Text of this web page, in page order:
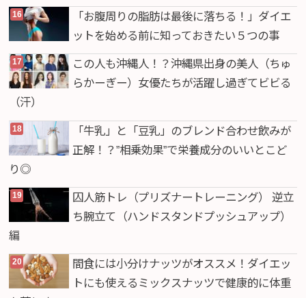
「お腹周りの脂肪は最後に落ちる！」ダイエ
ットを始める前に知っておきたい５つの事
この人も沖縄人！？沖縄県出身の美人（ちゅ
らかーぎー）女優たちが活躍し過ぎてビビる
（汗）
「牛乳」と「豆乳」のブレンド合わせ飲みが
正解！？”相乗効果”で栄養成分のいいとこど
り◎
囚人筋トレ（プリズナートレーニング） 逆立
ち腕立て（ハンドスタンドプッシュアップ）
編
間食には小分けナッツがオススメ！ダイエッ
トにも使えるミックスナッツで健康的に体重